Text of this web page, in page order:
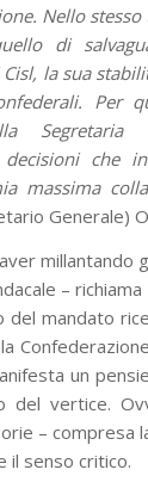
Nello
di
la sua
Per
Segretaria
che
massima
Generale)
millantando
–
mandato
un
del vertice.
– compresa
il senso critico.